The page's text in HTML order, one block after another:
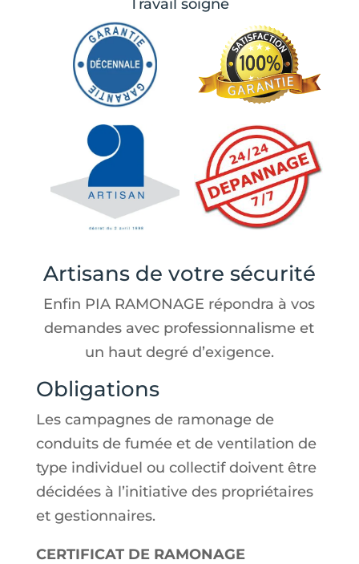
Travail soigné
Artisans de votre sécurité
Enfin PIA RAMONAGE répondra à vos
demandes avec professionnalisme et
un haut degré d’exigence.
Obligations
Les campagnes de ramonage de
conduits de fumée et de ventilation de
type individuel ou collectif doivent être
décidées à l’initiative des propriétaires
et gestionnaires.
CERTIFICAT DE RAMONAGE